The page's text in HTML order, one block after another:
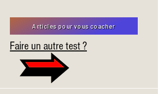
Articles pour vous coacher
Faire un autre test ?